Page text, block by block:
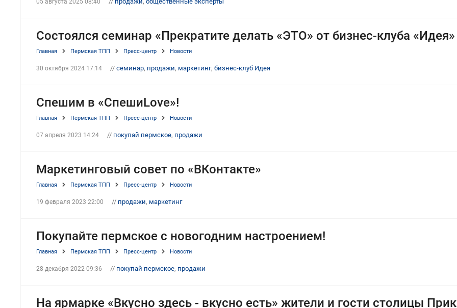
05 августа 2025 08:40
Состоялся семинар «Прекратите делать «ЭТО» от бизнес-клуба «Идея»
Главная Пермская ТПП Пресс-центр Новости
30 октября 2024 17:14 // семинар, продажи, маркетинг, бизнес-клуб Идея
Спешим в «СпешиLove»!
Главная Пермская ТПП Пресс-центр Новости
07 апреля 2023 14:24 // покупай пермское, продажи
Маркетинговый совет по «ВКонтакте»
Главная Пермская ТПП Пресс-центр Новости
19 февраля 2023 22:00 // продажи, маркетинг
Покупайте пермское с новогодним настроением!
Главная Пермская ТПП Пресс-центр Новости
28 декабря 2022 09:36 // покупай пермское, продажи
На ярмарке «Вкусно здесь - вкусно есть» жители и гости столицы